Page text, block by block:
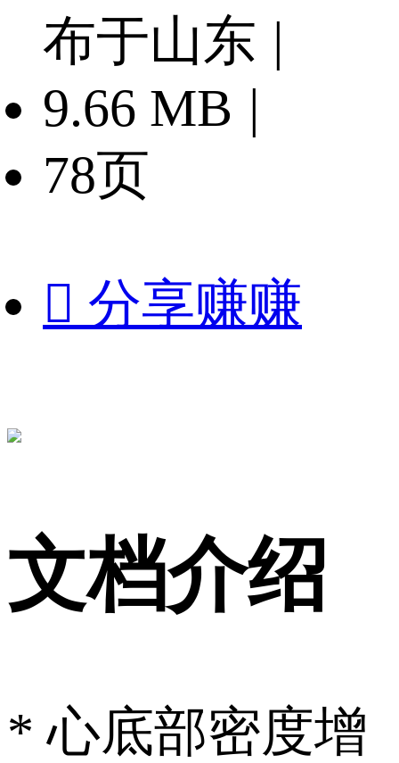
布于山东 |
9.66 MB |
78页
 分享赚赚
文档介绍
* 心底部密度增